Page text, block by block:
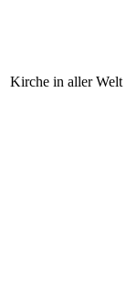
Kirche in aller Welt